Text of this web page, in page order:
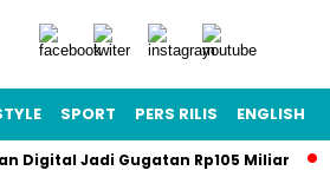
SPORT PERS RILIS ENGLISH
Digital Jadi Gugatan Rp105 Miliar